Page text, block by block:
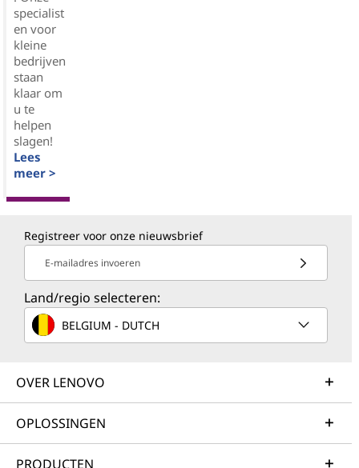
specialist
en voor
kleine
bedrijven
staan
klaar om
u te
helpen
slagen!
Lees
meer >
Registreer voor onze nieuwsbrief
E-mailadres invoeren
Land/regio selecteren:
BELGIUM - DUTCH
OVER LENOVO
OPLOSSINGEN
PRODUCTEN